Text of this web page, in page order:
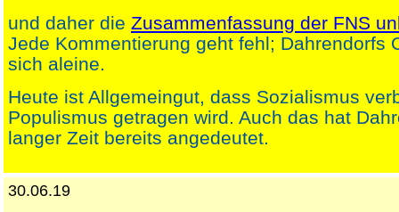
und daher die Zusammenfassung der FNS
Jede Kommentierung geht fehl; Dahrendorfs
sich aleine.
Heute ist Allgemeingut, dass Sozialismus
Populismus getragen wird. Auch das hat
langer Zeit bereits angedeutet.
30.06.19